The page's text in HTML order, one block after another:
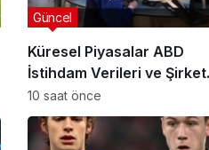
Küresel Piyasalar ABD
İstihdam Verileri ve Şirket
Bilançolarıyla Hareketlendi
Güncel
10 saat önce